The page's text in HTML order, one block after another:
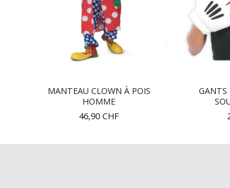
MANTEAU CLOWN À POIS
HOMME
46,90 CHF
GANTS